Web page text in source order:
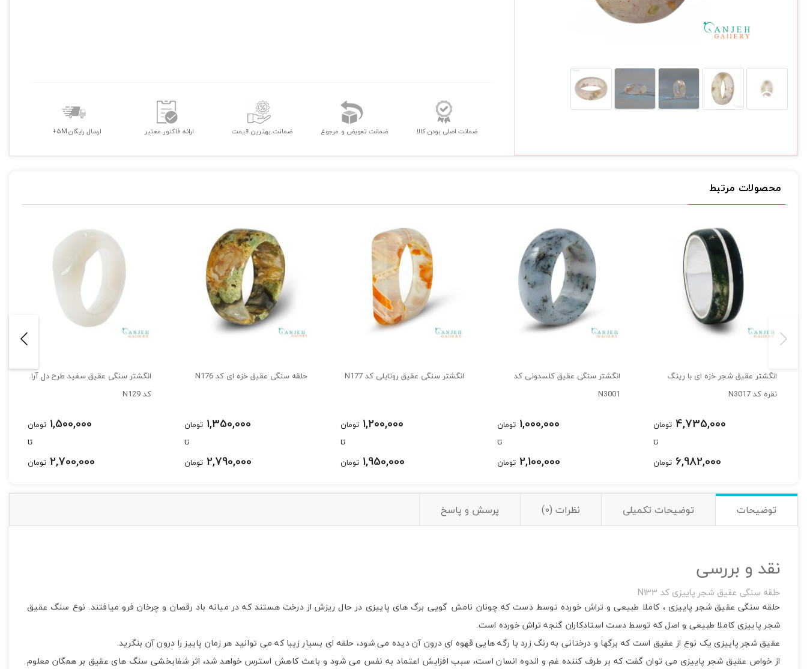
ضمانت اصلی بودن کالا ضمانت تعویض و مرجوع ضمانت بهترین قیمت ارائه فاکتور معتبر ارسال رایگان 5M+
محصولات مرتبط
انگشتر عقیق شجر خزه ای با رینگ
نقره کد N3017
4,735,000 تومان
تا
6,982,000 تومان
انگشتر سنگی عقیق کلسدونی کد
N3001
1,000,000 تومان
تا
2,100,000 تومان
انگشتر سنگی عقیق روتایلی کد N177
1,200,000 تومان
تا
1,950,000 تومان
حلقه سنگی عقیق خزه ای کد N176
1,350,000 تومان
تا
2,790,000 تومان
انگشتر سنگی عقیق سفید طرح دل آرا
کد N129
1,500,000 تومان
تا
2,700,000 تومان
توضیحات توضیحات تکمیلی نظرات (0) پرسش و پاسخ
نقد و بررسی
حلقه سنگی عقیق شجر پاییزی کد N133
حلقه سنگی عقیق شجر پاییزی ، کاملا طبیعی و تراش خورده توسط دست که چونان نامش گویی برگ های پاییزی در حال ریزش از درخت هستند که در میانه باد رقصان و چرخان فرو میافتند. نوع سنگ عقیق
شجر پاییزی کاملا طبیعی و اصل که توسط دست استادکاران گنجه تراش خورده است.
عقیق شجر پاییزی یک نوع از عقیق است که برگها و درختانی به رنگ زرد با رگه هایی قهوه ای درون آن دیده می شود، حلقه ای بسیار زیبا که می توانید هر زمان پاییز را درون آن بنگرید.
از خواص عقیق شجر پاییزی می توان گفت که بر طرف کننده غم و اندوه انسان است، سبب افزایش اعتماد به نفس می شود و باعث کاهش استرس خواهد شد، اثر شفابخشی سنگ های عقیق بر همگان معلوم